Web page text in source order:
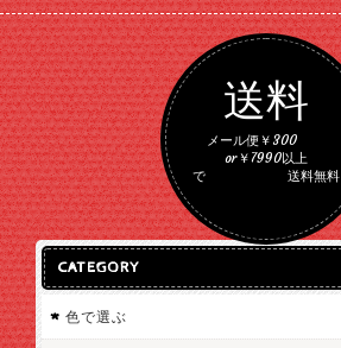
送料
メール便￥300
or￥7990以上
で 送料無料
CATEGORY
色で選ぶ